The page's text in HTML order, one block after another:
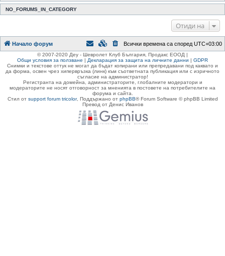
NO_FORUMS_IN_CATEGORY
Отиди на
Начало форум Всички времена са според UTC+03:00
© 2007-2020 Деу - Шевролет Клуб България, Продакс ЕООД |
Общи условия за ползване | Декларация за защита на личните данни | GDPR
Снимки и текстове оттук не могат да бъдат копирани или препредавани под каквато и
да форма, освен чрез хипервръзка (линк) към съответната публикация или с изричното
съгласие на администратор!
Регистранта на домейна, администраторите, глобалните модератори и
модераторите не носят отговорност за мненията в постовете на потребителите на
форума и сайта.
Стил от support forum tricolor, Поддържано от phpBB® Forum Software © phpBB Limited
Превод от Денис Иванов